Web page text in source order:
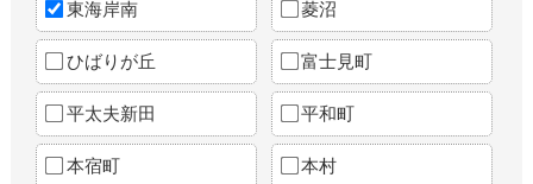
東海岸南 菱沼
ひばりが丘 富士見町
平太夫新田 平和町
本宿町 本村